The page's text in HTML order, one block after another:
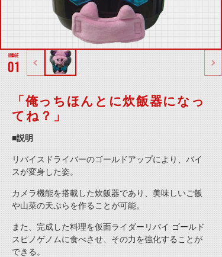
01
「俺っちほんとに炊飯器になっ
てね？」
■説明
リバイスドライバーのゴールドアップにより、バイ
スが変身した姿。
カメラ機能を搭載した炊飯器であり、美味しいご飯
や山菜の天ぷらを作ることが可能。
また、完成した料理を仮面ライダーリバイ ゴールド
スピノゲノムに食べさせ、その力を強化することが
できる。